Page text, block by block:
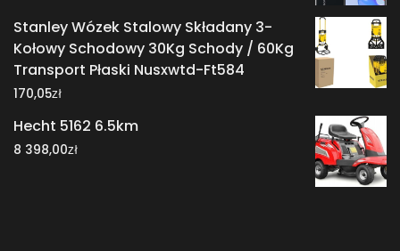
Stanley Wózek Stalowy Składany 3-
Kołowy Schodowy 30Kg Schody / 60Kg
Transport Płaski Nusxwtd-Ft584
170,05zł
Hecht 5162 6.5km
8 398,00zł